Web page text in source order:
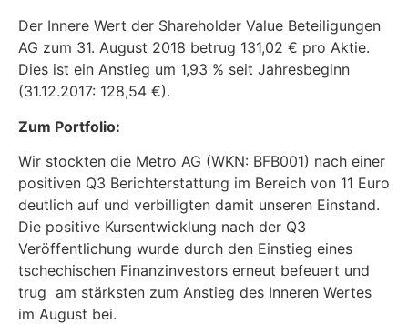
Der Innere Wert der Shareholder Value Beteiligungen
AG zum 31. August 2018 betrug 131,02 € pro Aktie.
Dies ist ein Anstieg um 1,93 % seit Jahresbeginn
(31.12.2017: 128,54 €).
Zum Portfolio:
Wir stockten die Metro AG (WKN: BFB001) nach einer
positiven Q3 Berichterstattung im Bereich von 11 Euro
deutlich auf und verbilligten damit unseren Einstand.
Die positive Kursentwicklung nach der Q3
Veröffentlichung wurde durch den Einstieg eines
tschechischen Finanzinvestors erneut befeuert und
trug am stärksten zum Anstieg des Inneren Wertes
im August bei.